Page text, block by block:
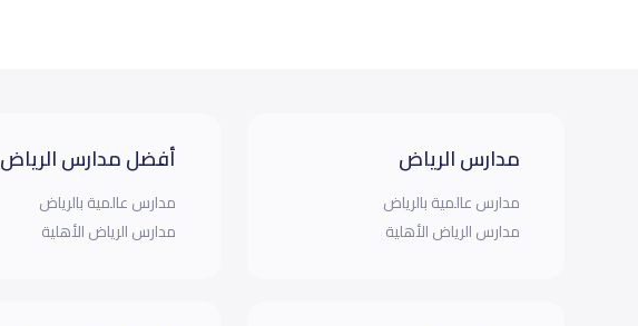
مدارس الرياض
مدارس عالمية بالرياض
مدارس الرياض الأهلية
أفضل مدارس الرياض
مدارس عالمية بالرياض
مدارس الرياض الأهلية